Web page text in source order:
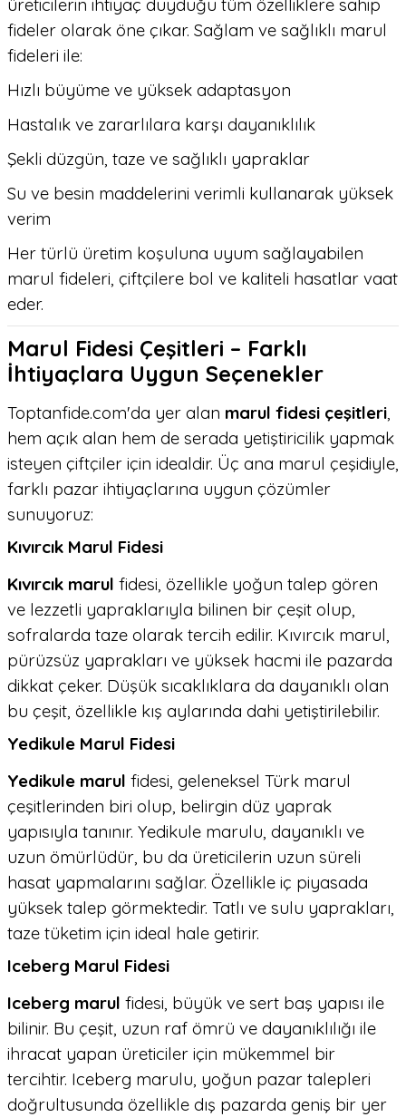
fideler olarak öne çıkar. Sağlam ve sağlıklı marul
fideleri ile:
Hızlı büyüme ve yüksek adaptasyon
Hastalık ve zararlılara karşı dayanıklılık
Şekli düzgün, taze ve sağlıklı yapraklar
Su ve besin maddelerini verimli kullanarak yüksek
verim
Her türlü üretim koşuluna uyum sağlayabilen
marul fideleri, çiftçilere bol ve kaliteli hasatlar vaat
eder.
Marul Fidesi Çeşitleri – Farklı
İhtiyaçlara Uygun Seçenekler
Toptanfide.com'da yer alan marul fidesi çeşitleri
hem açık alan hem de serada yetiştiricilik yapmak
isteyen çiftçiler için idealdir. Üç ana marul çeşidiyle,
farklı pazar ihtiyaçlarına uygun çözümler
sunuyoruz:
Kıvırcık Marul Fidesi
Kıvırcık marul fidesi, özellikle yoğun talep gören
ve lezzetli yapraklarıyla bilinen bir çeşit olup,
sofralarda taze olarak tercih edilir. Kıvırcık marul,
pürüzsüz yaprakları ve yüksek hacmi ile pazarda
dikkat çeker. Düşük sıcaklıklara da dayanıklı olan
bu çeşit, özellikle kış aylarında dahi yetiştirilebilir.
Yedikule Marul Fidesi
Yedikule marul fidesi, geleneksel Türk marul
çeşitlerinden biri olup, belirgin düz yaprak
yapısıyla tanınır. Yedikule marulu, dayanıklı ve
uzun ömürlüdür, bu da üreticilerin uzun süreli
hasat yapmalarını sağlar. Özellikle iç piyasada
yüksek talep görmektedir. Tatlı ve sulu yaprakları,
taze tüketim için ideal hale getirir.
Iceberg Marul Fidesi
Iceberg marul fidesi, büyük ve sert baş yapısı ile
bilinir. Bu çeşit, uzun raf ömrü ve dayanıklılığı ile
ihracat yapan üreticiler için mükemmel bir
tercihtir. Iceberg marulu, yoğun pazar talepleri
doğrultusunda özellikle dış pazarda geniş bir yer